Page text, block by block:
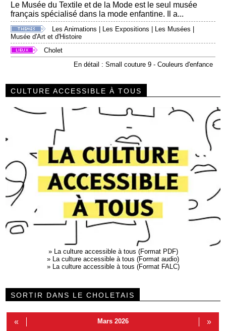
Le Musée du Textile et de la Mode est le seul musée
français spécialisé dans la mode enfantine. Il a...
Les Animations Les Expositions Les Musées
Musée d'Art et d'Histoire
Cholet
En détail : Small couture 9 - Couleurs d'enfance
CULTURE ACCESSIBLE À TOUS
» La culture accessible à tous (Format PDF)
» La culture accessible à tous (Format audio)
» La culture accessible à tous (Format FALC)
SORTIR DANS LE CHOLETAIS
« Mars 2026 »